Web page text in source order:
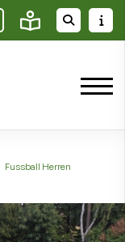
Fussball Herren